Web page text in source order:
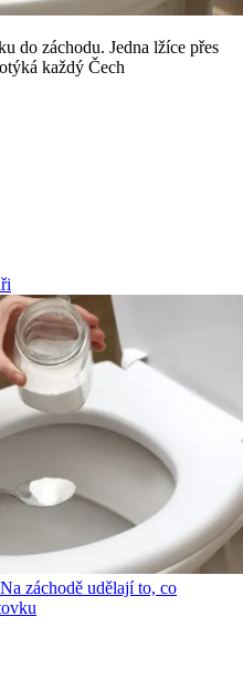
do záchodu. Jedna lžíce přes
každý Čech
záchodě udělají to, co